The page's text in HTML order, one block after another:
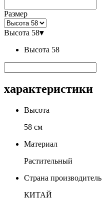
Размер
Высота 58▾
Высота 58
характеристики
Высота
58 см
Материал
Растительный
Страна производитель
КИТАЙ